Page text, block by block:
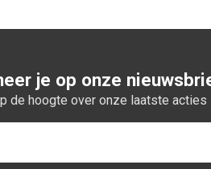
je op onze
de hoogte over onze laatste acties